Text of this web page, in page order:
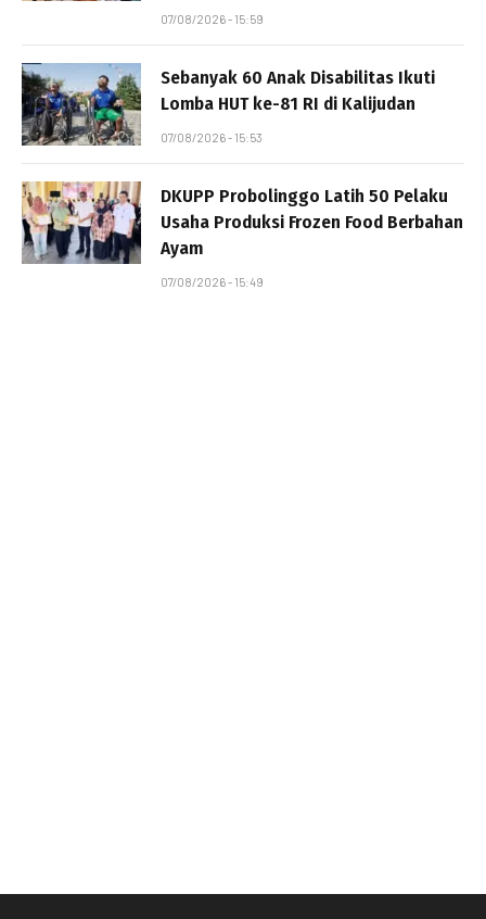
07/08/2026 - 15:59
Sebanyak 60 Anak Disabilitas Ikuti
Lomba HUT ke-81 RI di Kalijudan
07/08/2026 - 15:53
DKUPP Probolinggo Latih 50 Pelaku
Usaha Produksi Frozen Food Berbahan
Ayam
07/08/2026 - 15:49